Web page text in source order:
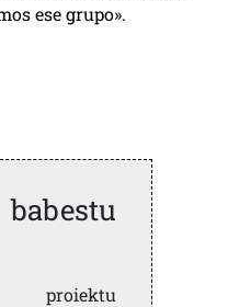
ese grupo».
proiektu